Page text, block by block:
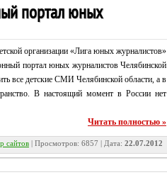
портал юных
организации «Лига юных журналистов»
портал юных журналистов Челябинской
все детские СМИ Челябинской области, а в
В настоящий момент в России нет
Читать полностью »
сайтов | Просмотров: 6857 | Дата: 22.07.2012